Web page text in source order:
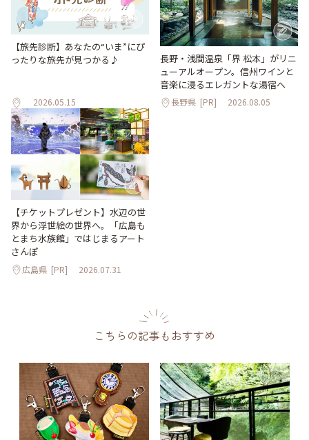
【旅先診断】あなたの“いま”にぴ
ったりな旅先が見つかる♪
2026.05.15
長野・浅間温泉「界 松本」がリニ
ューアルオープン。信州ワインと
音楽に浸るエレガントな湯宿へ
長野県 [PR] 2026.08.05
【チケットプレゼント】水辺の世
界から浮世絵の世界へ。「広島も
とまち水族館」ではじまるアート
さんぽ
広島県 [PR] 2026.07.31
こちらの記事もおすすめ